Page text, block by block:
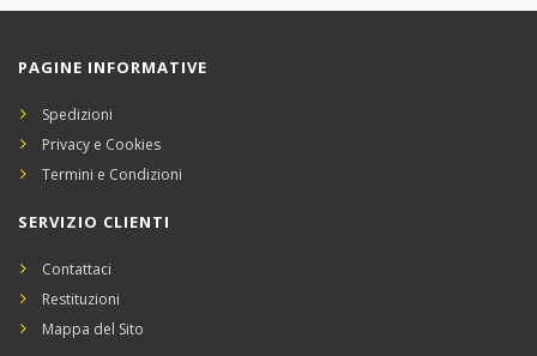
PAGINE INFORMATIVE
Spedizioni
Privacy e Cookies
Termini e Condizioni
SERVIZIO CLIENTI
Contattaci
Restituzioni
Mappa del Sito